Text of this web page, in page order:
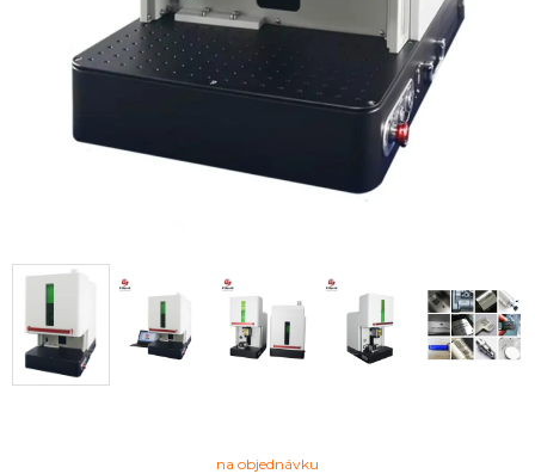
na objednávku